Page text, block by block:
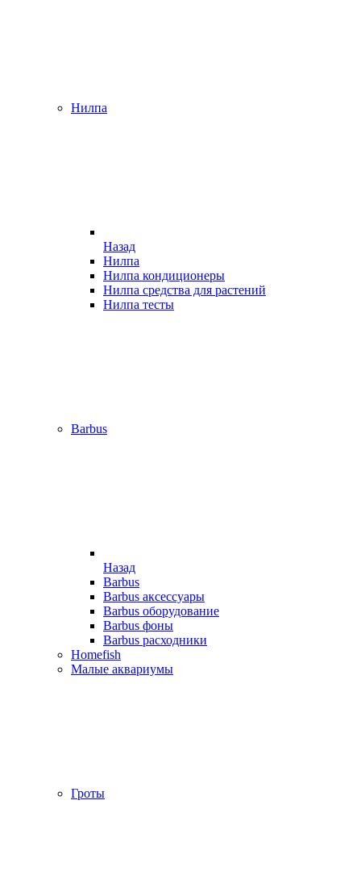
Нилпа
Назад
Нилпа
Нилпа кондиционеры
Нилпа средства для растений
Нилпа тесты
Barbus
Назад
Barbus
Barbus аксессуары
Barbus оборудование
Barbus фоны
Barbus расходники
Homefish
Малые аквариумы
Гроты